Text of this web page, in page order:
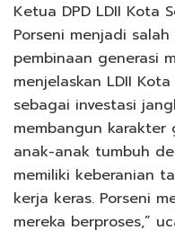
Ketua DPD LDII Kota
Porseni menjadi
pembinaan generasi
menjelaskan LDII
sebagai investasi
membangun karakter
anak-anak tumbuh
memiliki keberanian
kerja keras. Porseni
mereka berproses,”